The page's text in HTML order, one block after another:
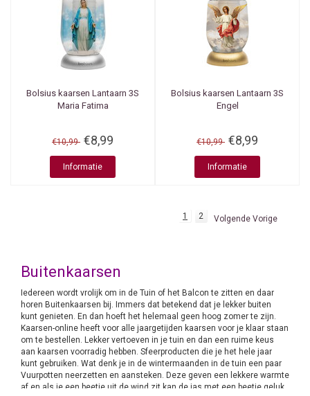
Bolsius kaarsen Lantaarn 3S
Maria Fatima
€10,99 €8,99
Informatie
Bolsius kaarsen Lantaarn 3S
Engel
€10,99 €8,99
Informatie
1 2 Volgende Vorige
Buitenkaarsen
Iedereen wordt vrolijk om in de Tuin of het Balcon te zitten en daar
horen Buitenkaarsen bij. Immers dat betekend dat je lekker buiten
kunt genieten. En dan hoeft het helemaal geen hoog zomer te zijn.
Kaarsen-online heeft voor alle jaargetijden kaarsen voor je klaar staan
om te bestellen. Lekker vertoeven in je tuin en dan een ruime keus
aan kaarsen voorradig hebben. Sfeerproducten die je het hele jaar
kunt gebruiken. Wat denk je in de wintermaanden in de tuin een paar
Vuurpotten neerzetten en aansteken. Deze geven een lekkere warmte
af en als je een beetje uit de wind zit kan de jas met een beetje geluk